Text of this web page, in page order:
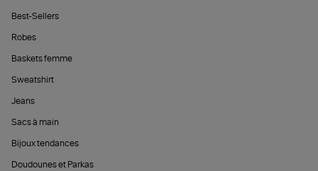
Best-Sellers
Robes
Baskets femme
Sweatshirt
Jeans
Sacs à main
Bijoux tendances
Doudounes et Parkas